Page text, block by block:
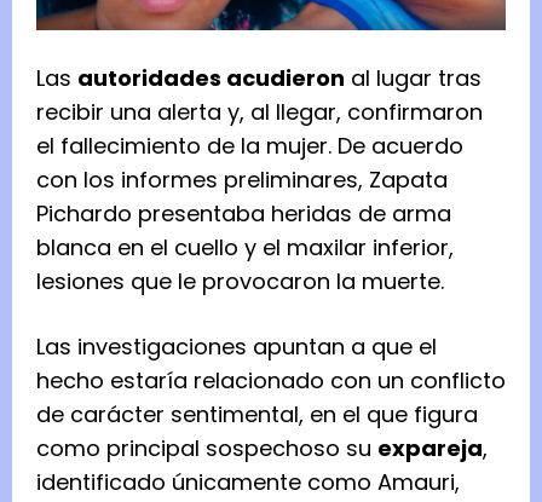
Las autoridades acudieron al lugar tras
recibir una alerta y, al llegar, confirmaron
el fallecimiento de la mujer. De acuerdo
con los informes preliminares, Zapata
Pichardo presentaba heridas de arma
blanca en el cuello y el maxilar inferior,
lesiones que le provocaron la muerte.
Las investigaciones apuntan a que el
hecho estaría relacionado con un conflicto
de carácter sentimental, en el que figura
como principal sospechoso su expareja,
identificado únicamente como Amauri,